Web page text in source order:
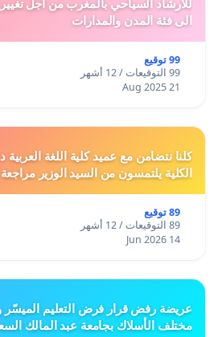
الى فئة المدن والمدارات
99 توقيع
99 التوقيعات / 12 أشهر
21 Aug 2025
كلنا نتضامن مع عميد كلية اللغة
الكلية يلتمسون من السيد الوزير مراجعة
89 توقيع
89 التوقيعات / 12 أشهر
14 Jun 2026
عريضة رفض قرار فرض التعليم
مختلف الأسلاك بجامعة عبد المالك